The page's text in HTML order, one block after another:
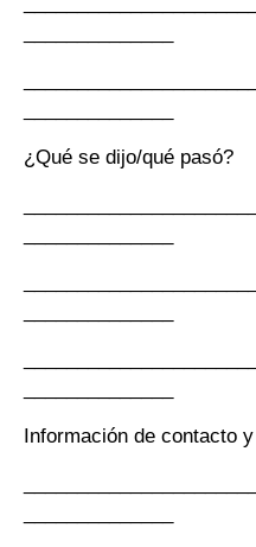
¿Qué se dijo/qué pasó?
Información de contacto